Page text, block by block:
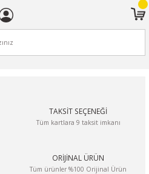
TAKSİT SEÇENEĞİ
Tüm kartlara 9 taksit imkanı
ORİJİNAL ÜRÜN
Tüm ürünler %100 Orijinal Ürün